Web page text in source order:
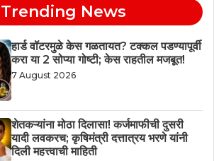
Trending News
हार्ड वॉटरमुळे केस गळतायत? टक्कल पडण्यापूर्वी
करा या 2 सोप्या गोष्टी; केस राहतील मजबूत!
7 August 2026
शेतकऱ्यांना मोठा दिलासा! कर्जमाफीची दुसरी
यादी लवकरच; कृषिमंत्री दत्तात्रय भरणे यांनी
दिली महत्त्वाची माहिती